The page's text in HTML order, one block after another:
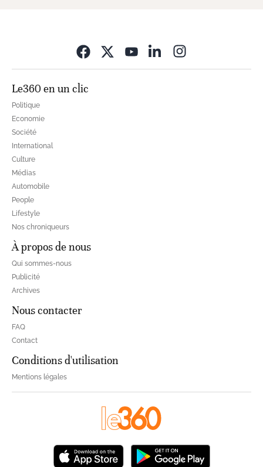
Le360 en un clic
Politique
Economie
Société
International
Culture
Médias
Automobile
People
Lifestyle
Nos chroniqueurs
À propos de nous
Qui sommes-nous
Publicité
Archives
Nous contacter
FAQ
Contact
Conditions d'utilisation
Mentions légales